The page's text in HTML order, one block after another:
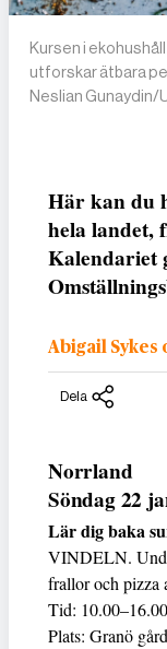
Kursen i
utforskar ätbara
Neslian Gunaydin/
Här kan du
hela landet,
Kalendariet
Abigail Sykes
Dela
Norrland
Söndag 22
Lär dig baka
VINDELN.
frallor och pizza
Tid: 10.00–16.00
Plats: Granö